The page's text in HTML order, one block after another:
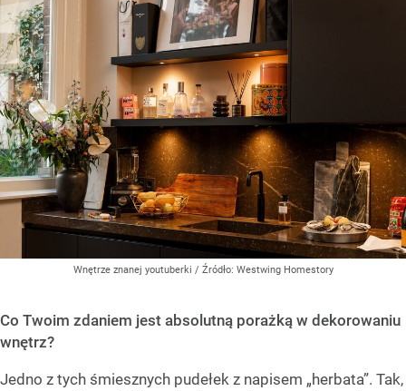
Wnętrze znanej youtuberki / Źródło: Westwing Homestory
Co Twoim zdaniem jest absolutną porażką w dekorowaniu
wnętrz?
Jedno z tych śmiesznych pudełek z napisem „herbata”. Tak,